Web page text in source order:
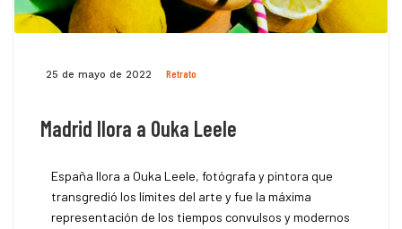
25 de mayo de 2022 Retrato
Madrid llora a Ouka Leele
España llora a Ouka Leele, fotógrafa y pintora que
transgredió los límites del arte y fue la máxima
representación de los tiempos convulsos y modernos